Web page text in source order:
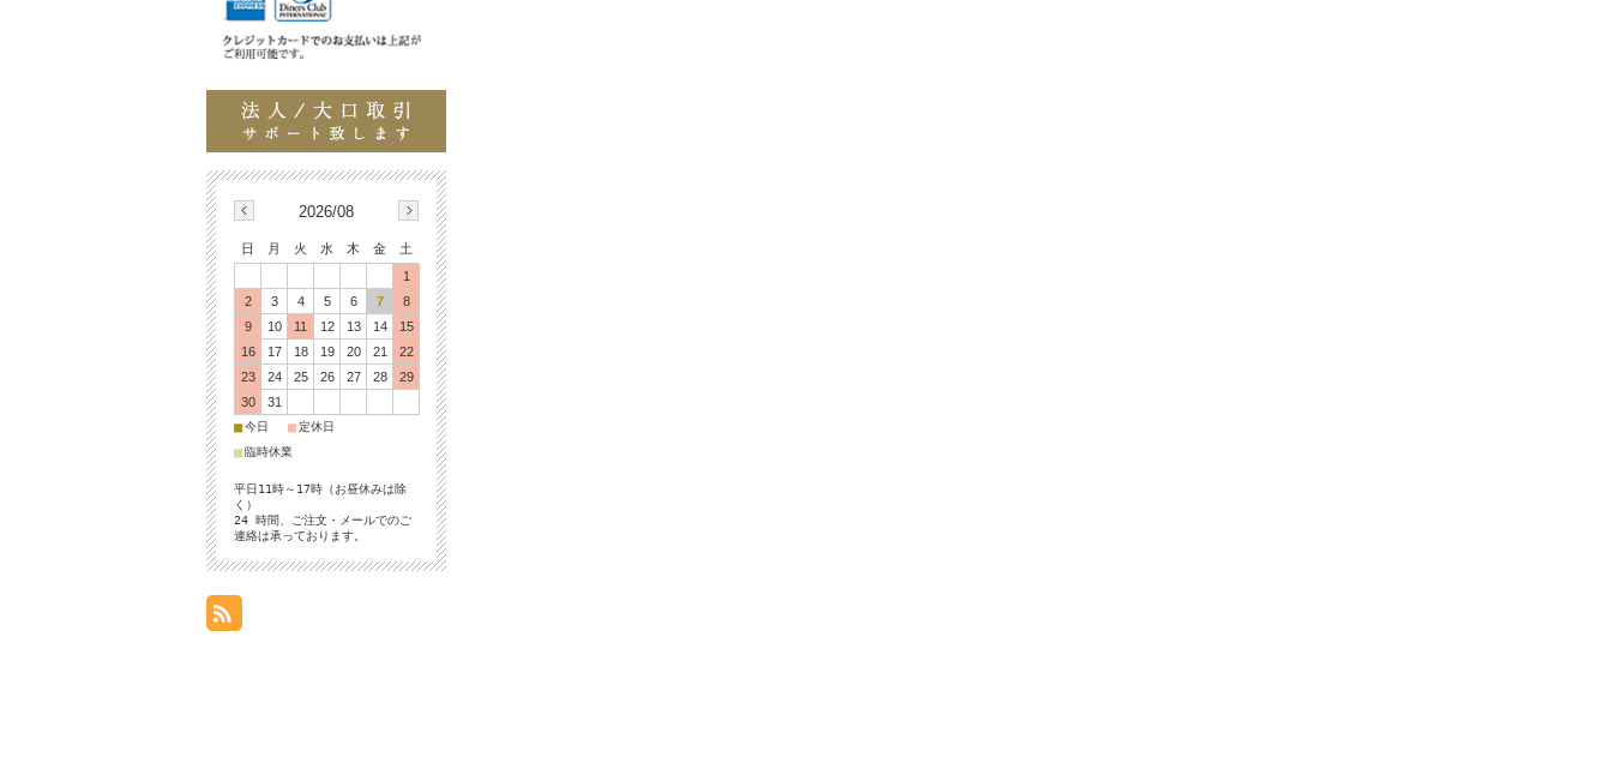
2026/08
日 月 火 水 木 金
土
1
2
3 4 5 6 7
8
9
10 11 12 13 14
15
16
17 18 19 20 21
22
23
24 25 26 27 28
29
30
31
■今日 ■定休日
■臨時休業
平日11時～17時（お昼休みは除
く）
24 時間、ご注文・メールでのご
連絡は承っております。